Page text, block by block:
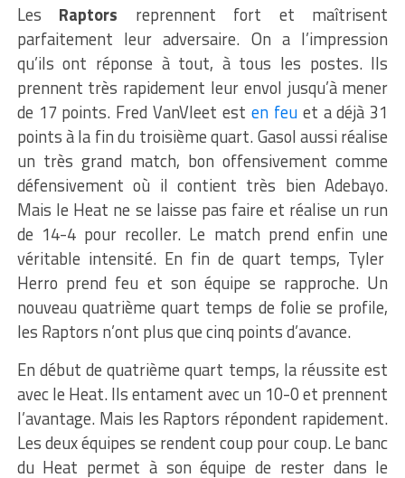
Les Raptors reprennent fort et maîtrisent
parfaitement leur adversaire. On a l’impression
qu’ils ont réponse à tout, à tous les postes. Ils
prennent très rapidement leur envol jusqu’à mener
de 17 points. Fred VanVleet est en feuet a déjà 31
points à la fin du troisième quart. Gasol aussi réalise
un très grand match, bon offensivement comme
défensivement où il contient très bien Adebayo.
Mais le Heat ne se laisse pas faire et réalise un run
de 14-4 pour recoller. Le match prend enfin une
véritable intensité. En fin de quart temps, Tyler
Herro prend feu et son équipe se rapproche. Un
nouveau quatrième quart temps de folie se profile,
les Raptors n’ont plus que cinq points d’avance.
En début de quatrième quart temps, la réussite est
avec le Heat. Ils entament avec un 10-0 et prennent
l’avantage. Mais les Raptors répondent rapidement.
Les deux équipes se rendent coup pour coup. Le banc
du Heat permet à son équipe de rester dans le